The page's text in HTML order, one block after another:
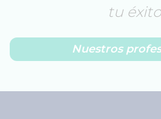
tu
Nuestros